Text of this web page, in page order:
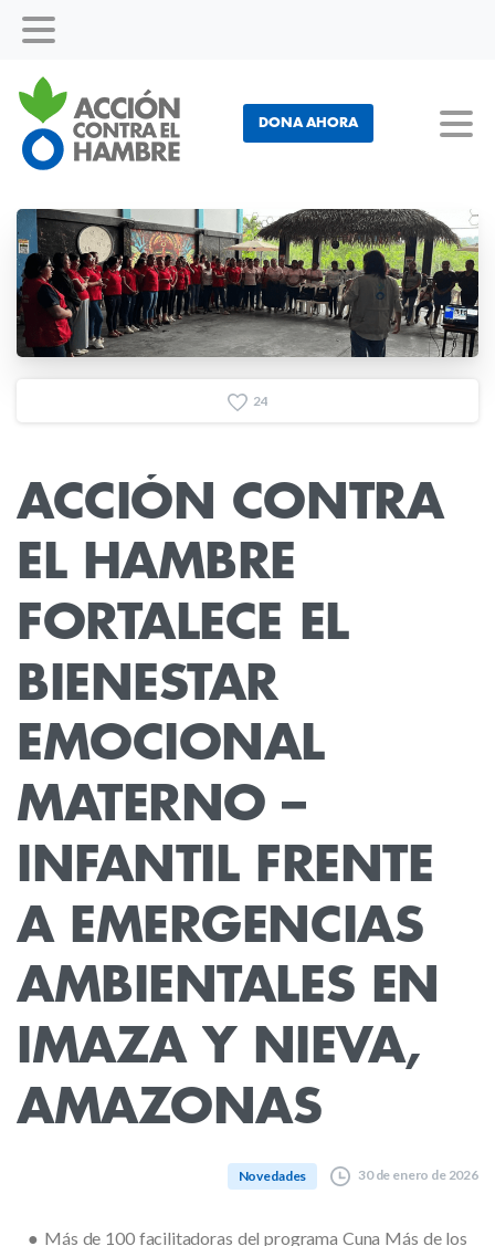
DONA AHORA
24
ACCIÓN CONTRA
EL HAMBRE
FORTALECE
EL
BIENESTAR
EMOCIONAL
MATERNO –
INFANTIL FRENTE
A EMERGENCIAS
AMBIENTALES EN
IMAZA Y
NIEVA,
AMAZONAS
Novedades 30 de enero de 2026
● Más de 100 facilitadoras del programa Cuna Más de los